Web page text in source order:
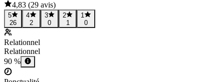
4,83 (29 avis)
5
26
4
2
3
0
2
1
1
0
Relationnel
Relationnel
90 %